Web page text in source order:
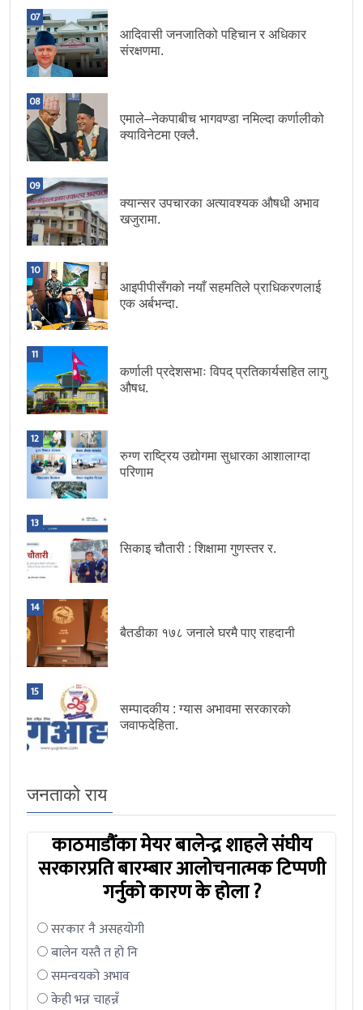
07
आदिवासी जनजातिको पहिचान र अधिकार
संरक्षणमा.
08
एमाले–नेकपाबीच भागवण्डा नमिल्दा कर्णालीको
क्याविनेटमा एक्लै.
09
क्यान्सर उपचारका अत्यावश्यक औषधी अभाव
खजुरामा.
10
आइपीपीसँगको नयाँ सहमतिले प्राधिकरणलाई
एक अर्बभन्दा.
11
कर्णाली प्रदेशसभाः विपद् प्रतिकार्यसहित लागु
औषध.
12
रुग्ण राष्ट्रिय उद्योगमा सुधारका आशालाग्दा
परिणाम
13
सिकाइ चौतारी : शिक्षामा गुणस्तर र.
14
बैतडीका १७८ जनाले घरमै पाए राहदानी
15
सम्पादकीय : ग्यास अभावमा सरकारको
जवाफदेहिता.
जनताको राय
काठमाडौंका मेयर बालेन्द्र शाहले संघीय
सरकारप्रति बारम्बार आलोचनात्मक टिप्पणी
गर्नुको कारण के होला ?
सरकार नै असहयोगी
बालेन यस्तै त हो नि
समन्वयको अभाव
केही भन्न चाहन्नँ